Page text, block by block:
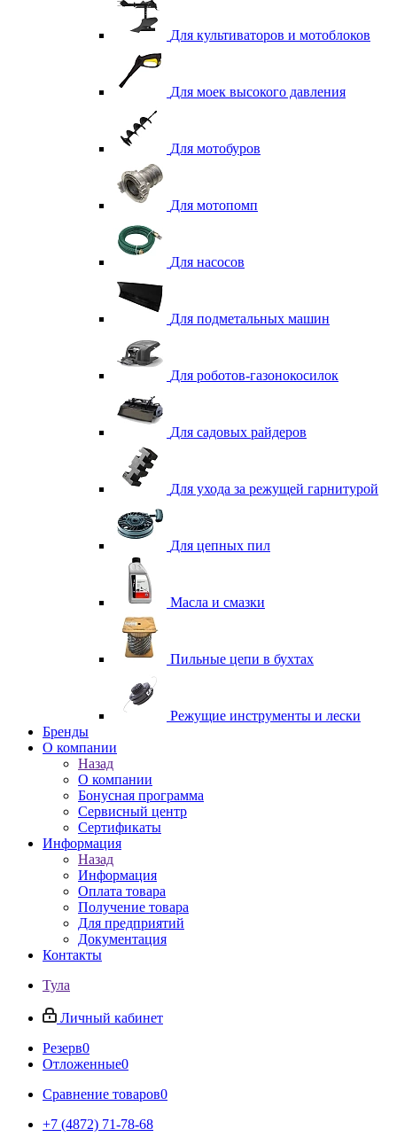
Для культиваторов и мотоблоков
Для моек высокого давления
Для мотобуров
Для мотопомп
Для насосов
Для подметальных машин
Для роботов-газонокосилок
Для садовых райдеров
Для ухода за режущей гарнитурой
Для цепных пил
Масла и смазки
Пильные цепи в бухтах
Режущие инструменты и лески
Бренды
О компании
Назад
О компании
Бонусная программа
Сервисный центр
Сертификаты
Информация
Назад
Информация
Оплата товара
Получение товара
Для предприятий
Документация
Контакты
Тула
Личный кабинет
Резерв0
Отложенные0
Сравнение товаров0
+7 (4872) 71-78-68